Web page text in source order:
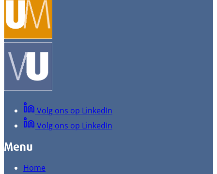
Volg ons op LinkedIn
Volg ons op LinkedIn
Menu
Home